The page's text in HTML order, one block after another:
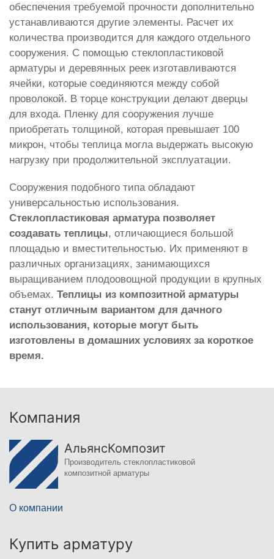
обеспечения требуемой прочности дополнительно
устанавливаются другие элементы. Расчет их
количества производится для каждого отдельного
сооружения. С помощью стеклопластиковой
арматуры и деревянных реек изготавливаются
ячейки, которые соединяются между собой
проволокой. В торце конструкции делают дверцы
для входа. Пленку для сооружения лучше
приобретать толщиной, которая превышает 100
микрон, чтобы теплица могла выдержать высокую
нагрузку при продолжительной эксплуатации.
Сооружения подобного типа обладают
универсальностью использования.
Стеклопластиковая арматура позволяет
создавать теплицы, отличающиеся большой
площадью и вместительностью. Их применяют в
различных организациях, занимающихся
выращиванием плодоовощной продукции в крупных
объемах. Теплицы из композитной арматуры
станут отличным вариантом для дачного
использования, которые могут быть
изготовлены в домашних условиях за короткое
время.
Компания
АльянсКомпозит
Производитель стеклопластиковой
композитной арматуры
О компании
Купить арматуру